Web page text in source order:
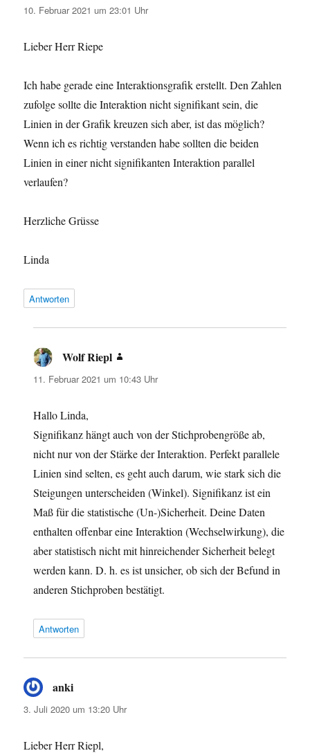
10. Februar 2021 um 23:01 Uhr
Lieber Herr Riepe
Ich habe gerade eine Interaktionsgrafik erstellt. Den Zahlen
zufolge sollte die Interaktion nicht signifikant sein, die
Linien in der Grafik kreuzen sich aber, ist das möglich?
Wenn ich es richtig verstanden habe sollten die beiden
Linien in einer nicht signifikanten Interaktion parallel
verlaufen?
Herzliche Grüsse
Linda
Antworten
Wolf Riepl
11. Februar 2021 um 10:43 Uhr
Hallo Linda,
Signifikanz hängt auch von der Stichprobengröße ab,
nicht nur von der Stärke der Interaktion. Perfekt parallele
Linien sind selten, es geht auch darum, wie stark sich die
Steigungen unterscheiden (Winkel). Signifikanz ist ein
Maß für die statistische (Un-)Sicherheit. Deine Daten
enthalten offenbar eine Interaktion (Wechselwirkung), die
aber statistisch nicht mit hinreichender Sicherheit belegt
werden kann. D. h. es ist unsicher, ob sich der Befund in
anderen Stichproben bestätigt.
Antworten
anki
3. Juli 2020 um 13:20 Uhr
Lieber Herr Riepl,